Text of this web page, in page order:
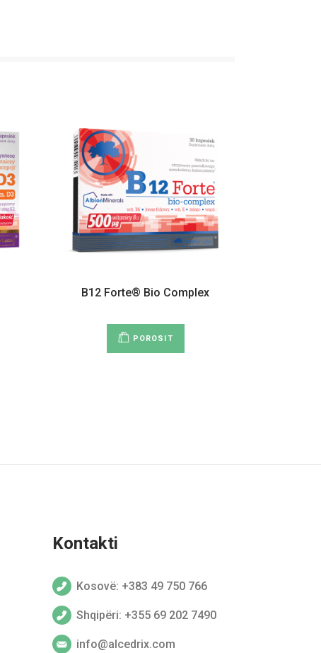
B12 Forte® Bio Complex
POROSIT
Kontakti
Kosovë: +383 49 750 766
Shqipëri: +355 69 202 7490
info@alcedrix.com